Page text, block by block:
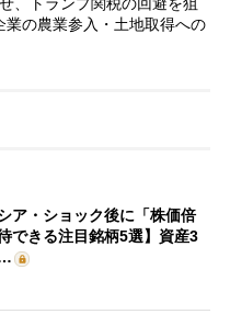
の農業参入・土地取得への
ア・ショック後に「株価倍
できる注目銘柄5選】資産3